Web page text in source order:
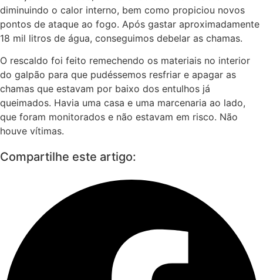
diminuindo o calor interno, bem como propiciou novos
pontos de ataque ao fogo. Após gastar aproximadamente
18 mil litros de água, conseguimos debelar as chamas.
O rescaldo foi feito remechendo os materiais no interior
do galpão para que pudéssemos resfriar e apagar as
chamas que estavam por baixo dos entulhos já
queimados. Havia uma casa e uma marcenaria ao lado,
que foram monitorados e não estavam em risco. Não
houve vítimas.
Compartilhe este artigo: